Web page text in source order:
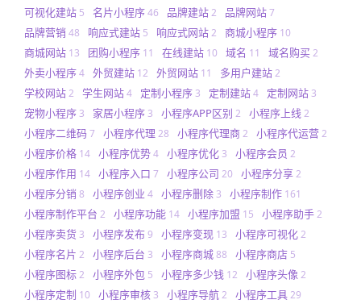
可视化建站 5 名片小程序46 品牌建站2 品牌网站7
品牌营销 48 响应式建站 5 响应式网站2 商城小程序 10
商城网站 13 团购小程序 11 在线建站 10 域名 11 域名购买2
外卖小程序4 外贸建站 12 外贸网站 11 多用户建站2
学校网站2 学生网站4 定制小程序 3 定制建站4 定制网站 3
宠物小程序 3 家居小程序 3 小程序APP区别 2 小程序上线 2
小程序二维码7 小程序代理 28 小程序代理商2 小程序代运营2
小程序价格 14 小程序优势4 小程序优化 3 小程序会员 2
小程序作用 14 小程序入口 7 小程序公司 20 小程序分享2
小程序分销 8 小程序创业 4 小程序删除 3 小程序制作 161
小程序制作平台 2 小程序功能 14 小程序加盟 15 小程序助手2
小程序卖货 3 小程序发布9 小程序变现 13 小程序可视化2
小程序名片 2 小程序后台 3 小程序商城88 小程序商店 5
小程序图标2 小程序外包 5 小程序多少钱 12 小程序头像 2
小程序定制 10 小程序审核 3 小程序导航2 小程序工具29